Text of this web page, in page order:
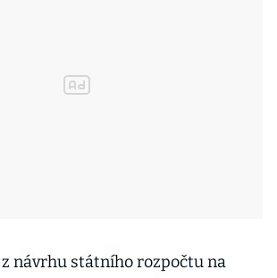
návrhu státního rozpočtu na